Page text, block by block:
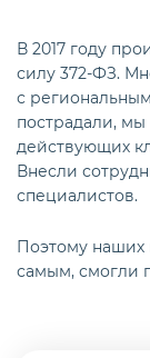
В 2017 году
силу 372-ФЗ.
с
пострадали,
действующих
Внесли
специалистов.
Поэтому наших
самым, смогли